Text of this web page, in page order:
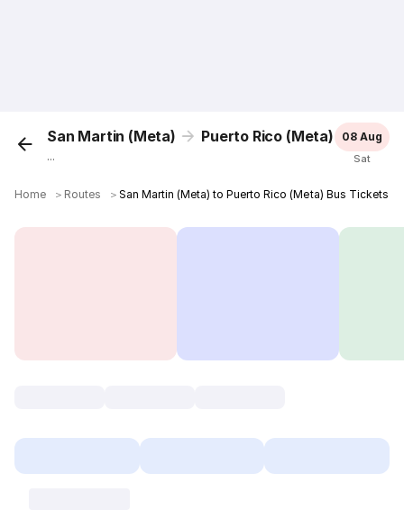
San Martin (Meta) Puerto Rico (Meta)
...
08 Aug
Sat
Home ＞ Routes ＞ San Martin (Meta) to Puerto Rico (Meta) Bus Tickets